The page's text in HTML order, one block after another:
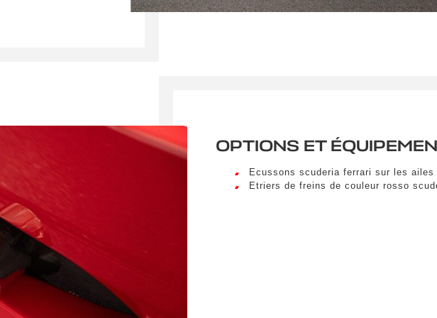
ce formulaire, j'accepte que les informations saisies
à des fins de relation commerciale.
dolor sit amet, consectetur adipiscing elit. Ut a elit sed nisl pulvinar
OPTIONS ET
Ecussons scuderia ferrari sur les ailes
Etriers de freins de couleur rosso